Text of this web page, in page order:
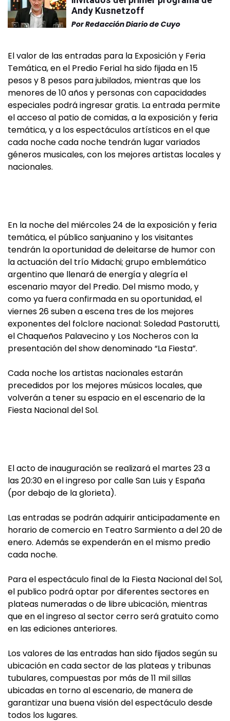
Andy Kusnetzoff
PorRedacción Diario de Cuyo
El valor de las entradas para la Exposición y Feria
Temática, en el Predio Ferial ha sido fijada en 15
pesos y 8 pesos para jubilados, mientras que los
menores de 10 años y personas con capacidades
especiales podrá ingresar gratis. La entrada permite
el acceso al patio de comidas, a la exposición y feria
temática, y a los espectáculos artísticos en el que
cada noche cada noche tendrán lugar variados
géneros musicales, con los mejores artistas locales y
nacionales.
En la noche del miércoles 24 de la exposición y feria
temática, el público sanjuanino y los visitantes
tendrán la oportunidad de deleitarse de humor con
la actuación del trío Midachi; grupo emblemático
argentino que llenará de energía y alegría el
escenario mayor del Predio. Del mismo modo, y
como ya fuera confirmada en su oportunidad, el
viernes 26 suben a escena tres de los mejores
exponentes del folclore nacional: Soledad Pastorutti,
el Chaqueños Palavecino y Los Nocheros con la
presentación del show denominado “La Fiesta”.
Cada noche los artistas nacionales estarán
precedidos por los mejores músicos locales, que
volverán a tener su espacio en el escenario de la
Fiesta Nacional del Sol.
El acto de inauguración se realizará el martes 23 a
las 20:30 en el ingreso por calle San Luis y España
(por debajo de la glorieta).
Las entradas se podrán adquirir anticipadamente en
horario de comercio en Teatro Sarmiento a del 20 de
enero. Además se expenderán en el mismo predio
cada noche.
Para el espectáculo final de la Fiesta Nacional del Sol,
el publico podrá optar por diferentes sectores en
plateas numeradas o de libre ubicación, mientras
que en el ingreso al sector cerro será gratuito como
en las ediciones anteriores.
Los valores de las entradas han sido fijados según su
ubicación en cada sector de las plateas y tribunas
tubulares, compuestas por más de 11 mil sillas
ubicadas en torno al escenario, de manera de
garantizar una buena visión del espectáculo desde
todos los lugares.